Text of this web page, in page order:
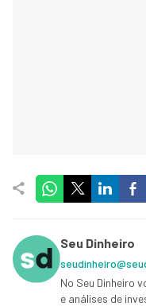
Seu Dinheiro
No Seu Dinheiro
e análises de